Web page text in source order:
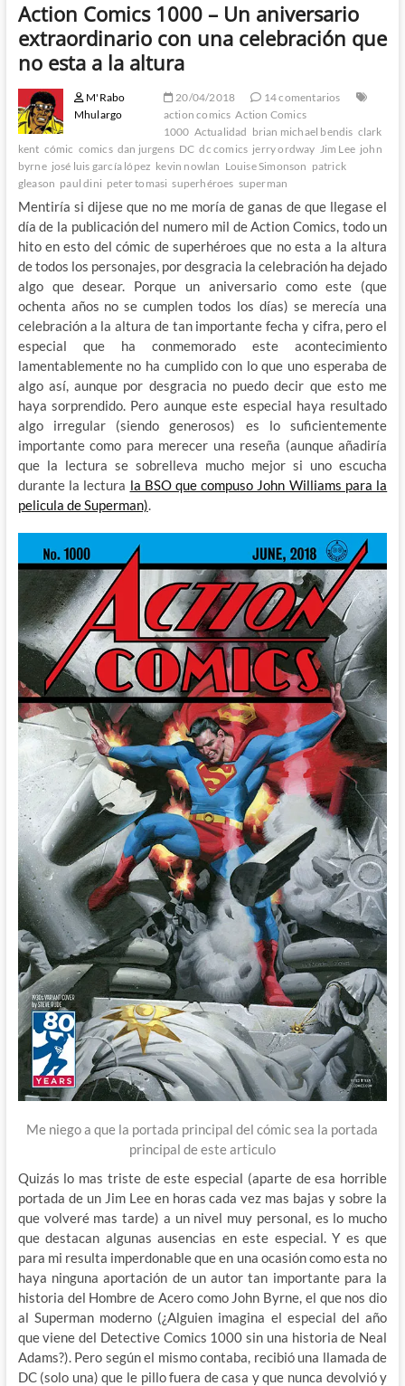
Action Comics 1000 – Un aniversario
extraordinario con una celebración que
no esta a la altura
M'Rabo
Mhulargo
20/04/2018
14 comentarios
action comics Action Comics
1000 Actualidad brian michael bendis clark
kent cómic comics dan jurgens DC dc comics jerry ordway Jim Lee john
byrne josé luis garcía lópez kevin nowlan Louise Simonson patrick
gleason paul dini peter tomasi superhéroes superman
Mentiría si dijese que no me moría de ganas de que llegase el
día de la publicación del numero mil de Action Comics, todo un
hito en esto del cómic de superhéroes que no esta a la altura
de todos los personajes, por desgracia la celebración ha dejado
algo que desear. Porque un aniversario como este (que
ochenta años no se cumplen todos los días) se merecía una
celebración a la altura de tan importante fecha y cifra, pero el
especial que ha conmemorado este acontecimiento
lamentablemente no ha cumplido con lo que uno esperaba de
algo así, aunque por desgracia no puedo decir que esto me
haya sorprendido. Pero aunque este especial haya resultado
algo irregular (siendo generosos) es lo suficientemente
importante como para merecer una reseña (aunque añadiría
que la lectura se sobrelleva mucho mejor si uno escucha
durante la lectura la BSO que compuso John Williams para la
pelicula de Superman).
Me niego a que la portada principal del cómic sea la portada
principal de este articulo
Quizás lo mas triste de este especial (aparte de esa horrible
portada de un Jim Lee en horas cada vez mas bajas y sobre la
que volveré mas tarde) a un nivel muy personal, es lo mucho
que destacan algunas ausencias en este especial. Y es que
para mi resulta imperdonable que en una ocasión como esta no
haya ninguna aportación de un autor tan importante para la
historia del Hombre de Acero como John Byrne, el que nos dio
al Superman moderno (¿Alguien imagina el especial del año
que viene del Detective Comics 1000 sin una historia de Neal
Adams?). Pero según el mismo contaba, recibió una llamada de
DC (solo una) que le pillo fuera de casa y que nunca devolvió y